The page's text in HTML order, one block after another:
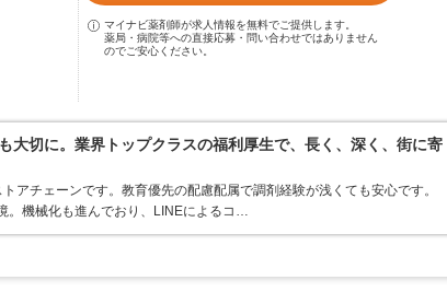
マイナビ薬剤師が求人情報を無料でご提供します。
薬局・病院等への直接応募・問い合わせではありません
のでご安心ください。
大切に。業界トップクラスの福利厚生で、長く、深く、街に寄
アチェーンです。教育優先の配慮配属で調剤経験が浅くても安心です。
。機械化も進んでおり、LINEによるコ…